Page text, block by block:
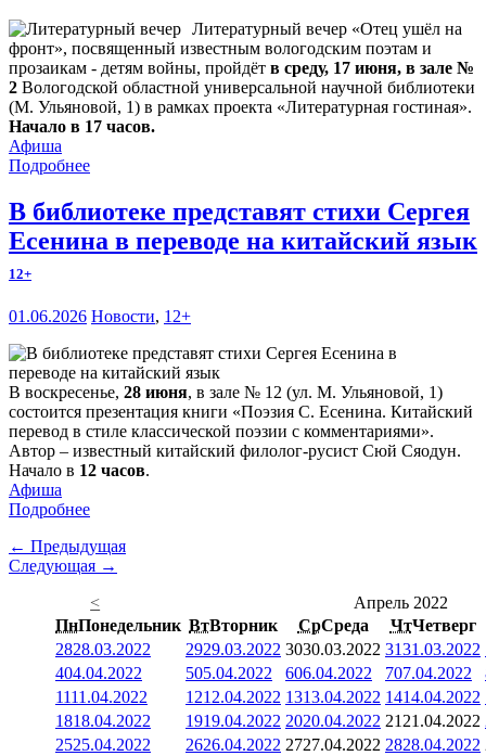
Литературный вечер «Отец ушёл на
фронт», посвященный известным вологодским поэтам и
прозаикам - детям войны, пройдёт в среду, 17 июня, в зале №
2 Вологодской областной универсальной научной библиотеки
(М. Ульяновой, 1) в рамках проекта «Литературная гостиная».
Начало в 17 часов.
Афиша
Подробнее
В библиотеке представят стихи Сергея
Есенина в переводе на китайский язык
12+
01.06.2026 Новости, 12+
В воскресенье, 28 июня, в зале № 12 (ул. М. Ульяновой, 1)
состоится презентация книги «Поэзия С. Есенина. Китайский
перевод в стиле классической поэзии с комментариями».
Автор – известный китайский филолог-русист Сюй Сяодун.
Начало в 12 часов.
Афиша
Подробнее
← Предыдущая
Следующая →
<
Апрель 2022
ПнПонедельник ВтВторник СрСреда ЧтЧетверг
2828.03.2022 2929.03.2022 3030.03.2022 3131.03.2022
404.04.2022 505.04.2022 606.04.2022 707.04.2022
1111.04.2022 1212.04.2022 1313.04.2022 1414.04.2022
1818.04.2022 1919.04.2022 2020.04.2022 21 21.04.2022
2525.04.2022 2626.04.2022 2727.04.2022 2828.04.2022